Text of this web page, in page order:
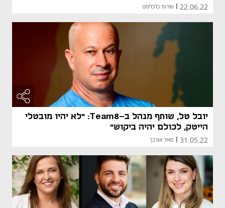
22.06.22 שירות כלכליסט
יובל טל, שותף מנהל ב-Team8: "לא יהיו מובטלי
הייטק, לכולם יהיה ביקוש"
31.05.22 מאיר אורבך